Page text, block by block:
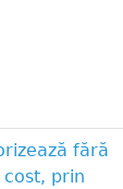
fără
cost, prin